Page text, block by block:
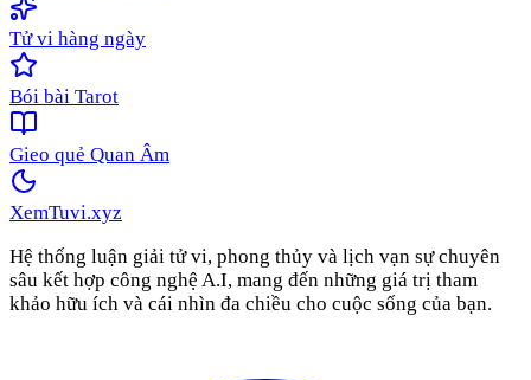
Tử vi hàng ngày
Bói bài Tarot
Gieo quẻ Quan Âm
XemTuvi.xyz
Hệ thống luận giải tử vi, phong thủy và lịch vạn sự chuyên
sâu kết hợp công nghệ A.I, mang đến những giá trị tham
khảo hữu ích và cái nhìn đa chiều cho cuộc sống của bạn.